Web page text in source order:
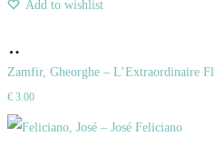
Add to wishlist
do
košíka
Zamfir, Gheorghe – L’Extraordinaire
€ 3.00